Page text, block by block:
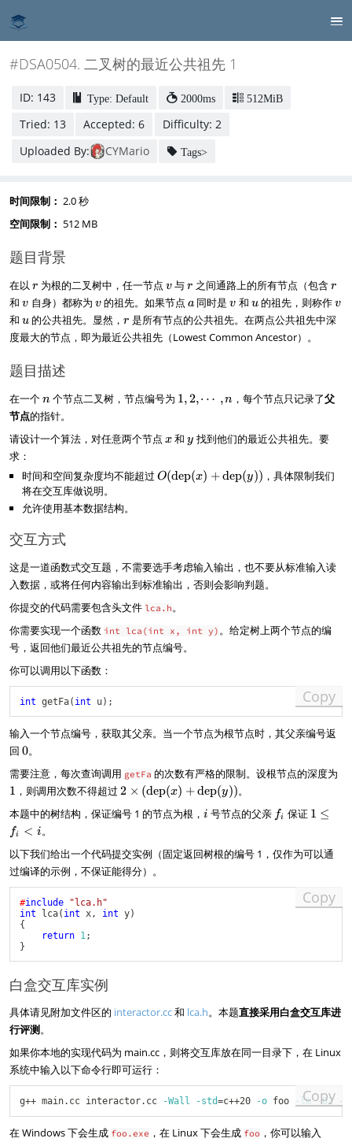
#DSA0504. 二叉树的最近公共祖先 1
ID: 143 Type: Default 2000ms 512MiB
Tried: 13 Accepted: 6
Difficulty: 2
Uploaded By:
CYMario Tags>
时间限制： 2.0 秒
空间限制： 512 MB
题目背景
在以r
r 为根的二叉树中，任一节点 v
v 与r
r 之间通路上的所有节点（包含r
r
和v
v 自身）都称为 v
v 的祖先。如果节点a
a 同时是v
v 和 u
u的祖先，则称作v
v
和u
u 的公共祖先。显然，r
r 是所有节点的公共祖先。在两点公共祖先中深
度最大的节点，即为最近公共祖先（Lowest Common Ancestor）。
题目描述
在一个n
n 个节点二叉树，节点编号为 1
,
d
1,2,⋯ ,n ，每个节点只记录了父
节点的指针。
请设计一个算法，对任意两个节点x
x 和y
y 找到他们的最近公共祖先。要
求：
时间和空间复杂度均不能超过O
t
{
d
e
}
(
+
t
{
d
e
p
y
O(dep(x) +dep(y)) ，具体限制我们
将在交互库做说明。
允许使用基本数据结构。
交互方式
这是一道函数式交互题，不需要选手考虑输入输出，也不要从标准输入读
入数据，或将任何内容输出到标准输出，否则会影响判题。
你提交的代码需要包含头文件 lca.h。
你需要实现一个函数 int lca(int x, int y) 。给定树上两个节点的编
号，返回他们最近公共祖先的节点编号。
你可以调用以下函数：
int getFa( int u) ; Copy
输入一个节点编号，获取其父亲。当一个节点为根节点时，其父亲编号返
回0
0。
需要注意，每次查询调用 getFa 的次数有严格的限制。设根节点的深度为
1 ，则调用次数不得超过2
ti
es
(
\
te
t
e
x
\
te
x
t
{
d
2 × (dep(x) +dep(y))。
本题中的树结构，保证编号 1 的节点为根，ii 号节点的父亲 ffi 保证 1
f
i
1 ≤
fi < i。
以下我们给出一个代码提交实例（固定返回树根的编号 1，仅作为可以通
过编译的示例，不保证能得分）。
#include
"lca.h"
int
lca( int x, int y)
{
return 1 ;
}
Copy
白盒交互库实例
具体请见附加文件区的 interactor.cc和 lca.h。本题直接采用白盒交互库进
行评测。
如果你本地的实现代码为 main.cc，则将交互库放在同一目录下，在 Linux
系统中输入以下命令行即可运行：
g++ main.cc interactor.cc -Wall -std=c++20 -o foo -lm -O2
Copy
在 Windows 下会生成 foo.exe ，在 Linux 下会生成 foo ，你可以输入